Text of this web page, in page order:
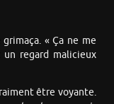
« Ça ne me
un regard malicieux
être voyante.